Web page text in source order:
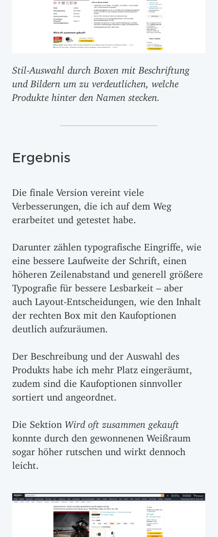
Stil-Auswahl durch Boxen mit Beschriftung
und Bildern um zu verdeutlichen, welche
Produkte hinter den Namen stecken.
Ergebnis
Die finale Version vereint viele
Verbesserungen, die ich auf dem Weg
erarbeitet und getestet habe.
Darunter zählen typografische Eingriffe, wie
eine bessere Laufweite der Schrift, einen
höheren Zeilenabstand und generell größere
Typografie für bessere Lesbarkeit – aber
auch Layout-Entscheidungen, wie den Inhalt
der rechten Box mit den Kaufoptionen
deutlich aufzuräumen.
Der Beschreibung und der Auswahl des
Produkts habe ich mehr Platz eingeräumt,
zudem sind die Kaufoptionen sinnvoller
sortiert und angeordnet.
Die Sektion Wird oft zusammen gekauft
konnte durch den gewonnenen Weißraum
sogar höher rutschen und wirkt dennoch
leicht.